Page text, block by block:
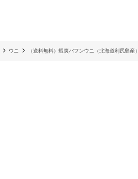
ウニ （送料無料）蝦夷バフンウニ（北海道利尻島産）